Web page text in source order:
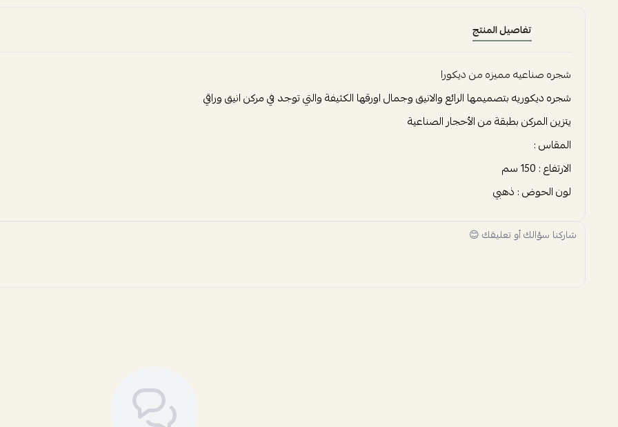
تفاصيل المنتج
شجره صناعيه مميزه من ديكورا
شجره ديكوريه بتصميمها الرائع والانيق وجمال اورقها الكثيفة والتي توجد في مركن انيق وراقي
يتزين المركن بطبقة من الأحجار الصناعية
المقاس :
الارتفاع : 150 سم
لون الحوض : ذهبي